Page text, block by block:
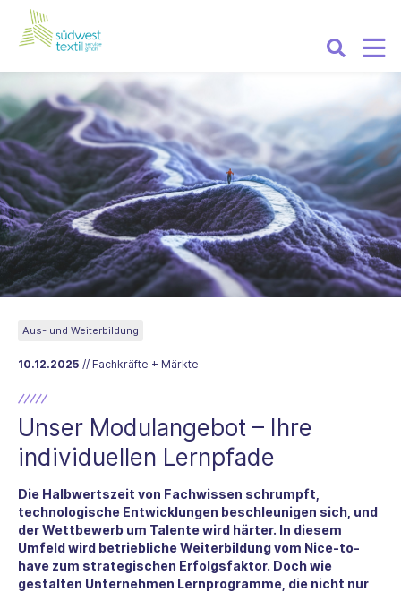
10.12.2025 // Fachkräfte + Märkte
Aus- und Weiterbildung
Unser Modulangebot – Ihre
individuellen Lernpfade
Die Halbwertszeit von Fachwissen schrumpft,
technologische Entwicklungen beschleunigen sich, und
der Wettbewerb um Talente wird härter. In diesem
Umfeld wird betriebliche Weiterbildung vom Nice-to-
have zum strategischen Erfolgsfaktor. Doch wie
gestalten Unternehmen Lernprogramme, die nicht nur